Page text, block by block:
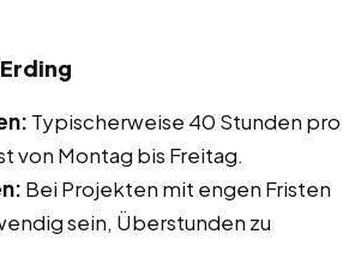
Typischerweise 40 Stunden pro
von Montag bis Freitag.
Bei Projekten mit engen Fristen
sein, Überstunden zu